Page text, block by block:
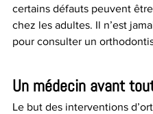
certains défauts peuvent
chez les adultes. Il n’est
pour consulter un
Un médecin avant
Le but des interventions